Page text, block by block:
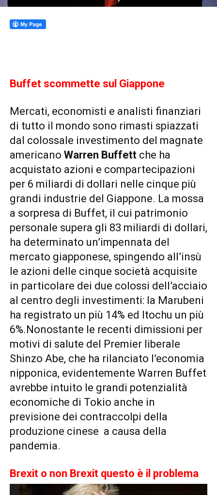
Buffet scommette sul Giappone
Mercati, economisti e analisti finanziari
di tutto il mondo sono rimasti spiazzati
dal colossale investimento del magnate
americano Warren Buffett che ha
acquistato azioni e compartecipazioni
per 6 miliardi di dollari nelle cinque più
grandi industrie del Giappone. La mossa
a sorpresa di Buffet, il cui patrimonio
personale supera gli 83 miliardi di dollari,
ha determinato un’impennata del
mercato giapponese, spingendo all’insù
le azioni delle cinque società acquisite
in particolare dei due colossi dell’acciaio
al centro degli investimenti: la Marubeni
ha registrato un più 14% ed Itochu un più
6%.Nonostante le recenti dimissioni per
motivi di salute del Premier liberale
Shinzo Abe, che ha rilanciato l’economia
nipponica, evidentemente Warren Buffet
avrebbe intuito le grandi potenzialità
economiche di Tokio anche in
previsione dei contraccolpi della
produzione cinese a causa della
pandemia.
Brexit o non Brexit questo è il problema